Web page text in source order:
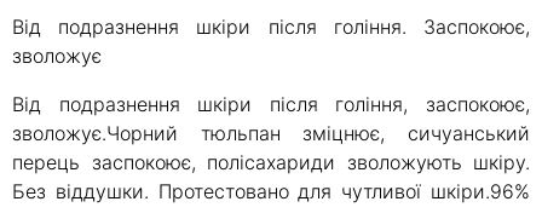
Від подразнення шкіри після гоління. Заспокоює,
зволожує
Від подразнення шкіри після гоління, заспокоює,
зволожує.Чорний тюльпан зміцнює, сичуанський
перець заспокоює, полісахариди зволожують шкіру.
Без віддушки. Протестовано для чутливої шкіри.96%